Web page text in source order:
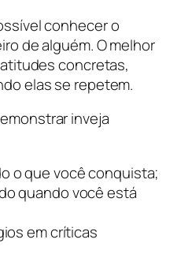
conhecer o
de alguém. O melhor
concretas,
elas se repetem.
inveja
o que você conquista;
quando você está
em críticas